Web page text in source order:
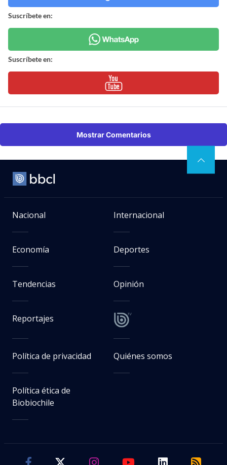
Suscríbete en:
Suscríbete en:
Mostrar Comentarios
Nacional Internacional
Economía Deportes
Tendencias Opinión
Reportajes
Política de privacidad Quiénes somos
Política ética de
Biobiochile